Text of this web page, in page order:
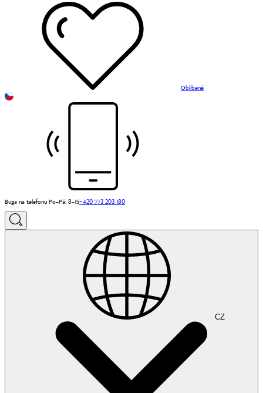
Oblíbené
Buga na telefonu Po–Pá: 8–15+420 773 203 180
CZ